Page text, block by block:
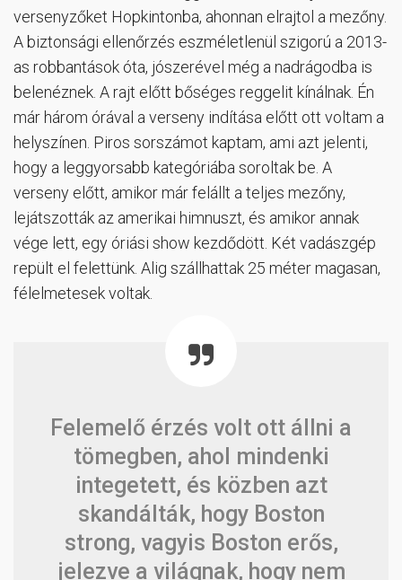
versenyzőket Hopkintonba, ahonnan elrajtol a mezőny.
A biztonsági ellenőrzés eszméletlenül szigorú a 2013-
as robbantások óta, jószerével még a nadrágodba is
belenéznek. A rajt előtt bőséges reggelit kínálnak. Én
már három órával a verseny indítása előtt ott voltam a
helyszínen. Piros sorszámot kaptam, ami azt jelenti,
hogy a leggyorsabb kategóriába soroltak be. A
verseny előtt, amikor már felállt a teljes mezőny,
lejátszották az amerikai himnuszt, és amikor annak
vége lett, egy óriási show kezdődött. Két vadászgép
repült el felettünk. Alig szállhattak 25 méter magasan,
félelmetesek voltak.
Felemelő érzés volt ott állni a
tömegben, ahol mindenki
integetett, és közben azt
skandálták, hogy Boston
strong, vagyis Boston erős,
jelezve a világnak, hogy nem